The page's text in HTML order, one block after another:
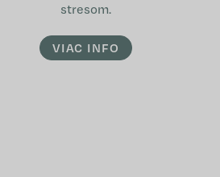
stresom.
VIAC INFO